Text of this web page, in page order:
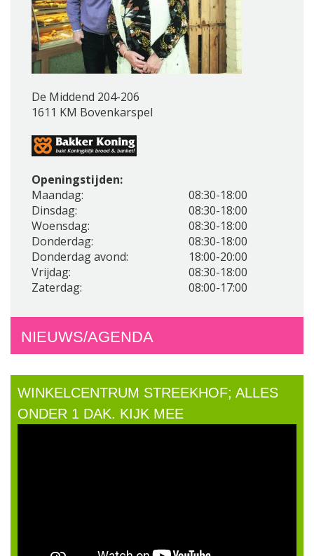
De Middend 204-206
1611 KM Bovenkarspel
Openingstijden:
Maandag:
08:30-18:00
Dinsdag:
08:30-18:00
Woensdag:
08:30-18:00
Donderdag:
08:30-18:00
Donderdag avond:
18:00-20:00
Vrijdag:
08:30-18:00
Zaterdag:
08:00-17:00
NIEUWS/AGENDA
WINKELCENTRUM STREEKHOF; ALLES
ONDER 1 DAK. KIJK MEE